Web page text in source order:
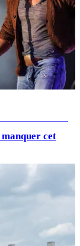
cet